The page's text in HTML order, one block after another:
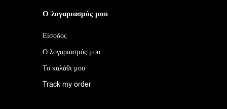
Ο λογαριασμός μου
Είσοδος
Ο λογαριασμός μου
Το καλάθι μου
Track my order